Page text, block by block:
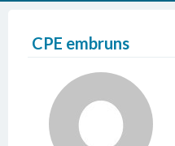
CPE embruns